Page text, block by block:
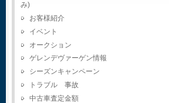
み)
お客様紹介
イベント
オークション
ゲレンデヴァーゲン情報
シーズンキャンペーン
トラブル 事故
中古車査定金額